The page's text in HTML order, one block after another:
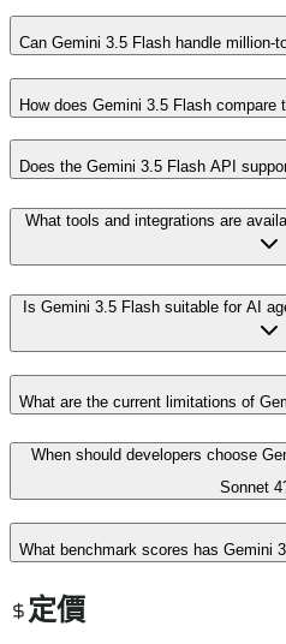
Can Gemini 3.5 Flash handle million-
How does Gemini 3.5 Flash compare
Does the Gemini 3.5 Flash API
What tools and integrations are
Is Gemini 3.5 Flash suitable for AI
What are the current limitations of
When should developers choose
Sonnet
What benchmark scores has Gemini
定價